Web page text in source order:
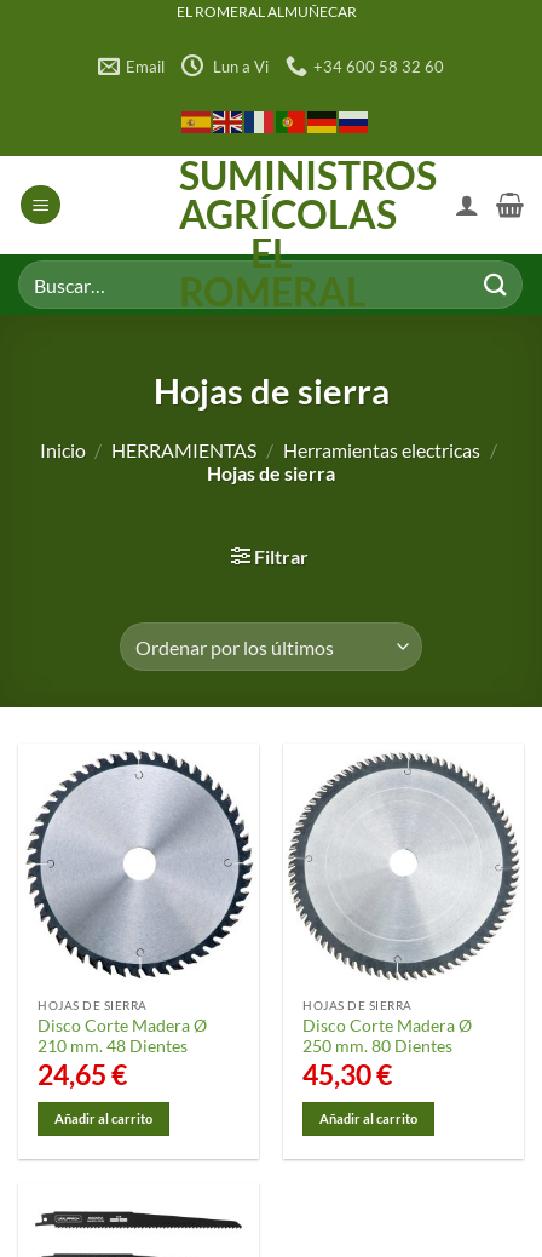
EL ROMERAL ALMUÑECAR
Email Lun a Vi +34 600 58 32 60
SUMINISTROS
AGRÍCOLAS
EL
ROMERAL
Buscar
por:
Hojas de sierra
Inicio / HERRAMIENTAS / Herramientas electricas /
Hojas de sierra
Filtrar
HOJAS DE SIERRA
Disco Corte Madera Ø
210 mm. 48 Dientes
24,65€
Añadir al carrito
HOJAS DE SIERRA
Disco Corte Madera Ø
250 mm. 80 Dientes
45,30€
Añadir al carrito